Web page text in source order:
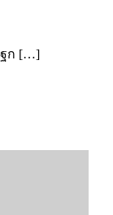
ฐก […]